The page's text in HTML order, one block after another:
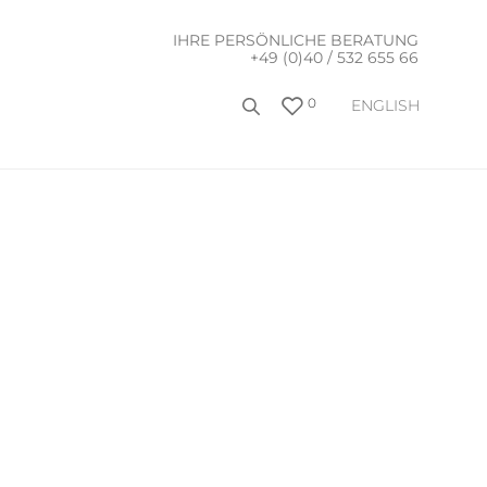
IHRE PERSÖNLICHE BERATUNG
+49 (0)40 / 532 655 66
ENGLISH
0